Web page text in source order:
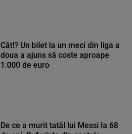
Cât!? Un bilet la un meci din liga a
doua a ajuns să coste aproape
1.000 de euro
De ce a murit tatăl lui Messi la 68